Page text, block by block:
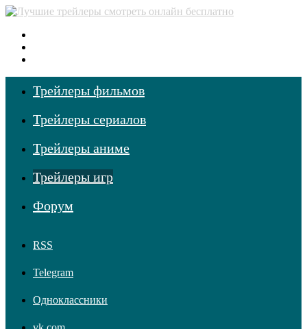
Трейлеры фильмов
Трейлеры сериалов
Трейлеры аниме
Трейлеры игр
Форум
RSS
Telegram
Одноклассники